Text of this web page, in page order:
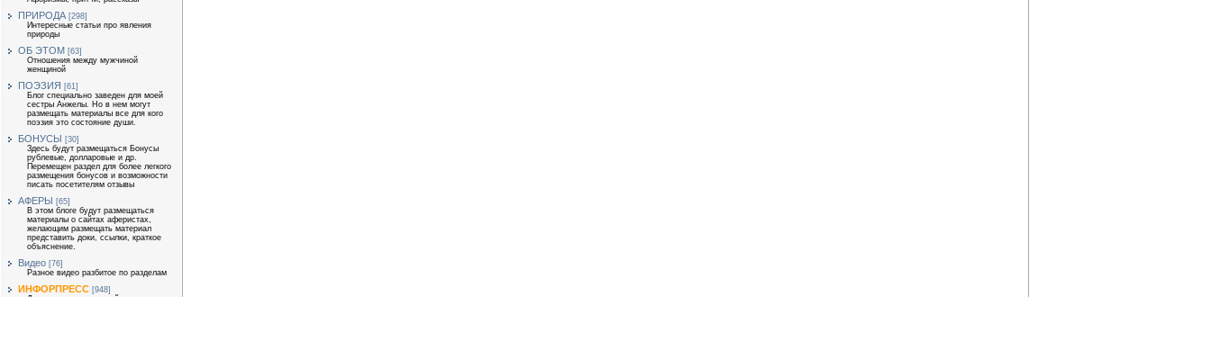
ПРИРОДА [298]
Интересные статьи про явления
природы
ОБ ЭТОМ [63]
Отношения между мужчиной
женщиной
ПОЭЗИЯ [61]
Блог специально заведен для моей
сестры Анжелы. Но в нем могут
размещать материалы все для кого
поэзия это состояние души.
БОНУСЫ [30]
Здесь будут размещаться Бонусы
рублевые, долларовые и др.
Перемещен раздел для более легкого
размещения бонусов и возможности
писать посетителям отзывы
АФЕРЫ [65]
В этом блоге будут размещаться
материалы о сайтах аферистах,
желающим размещать материал
представить доки, ссылки, краткое
объяснение.
Видео [76]
Разное видео разбитое по разделам
ИНФОРПРЕСС [948]
Для размещения статей